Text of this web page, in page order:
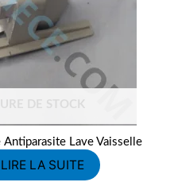
DE STOCK
Lave Vaisselle
LIRE LA SUITE